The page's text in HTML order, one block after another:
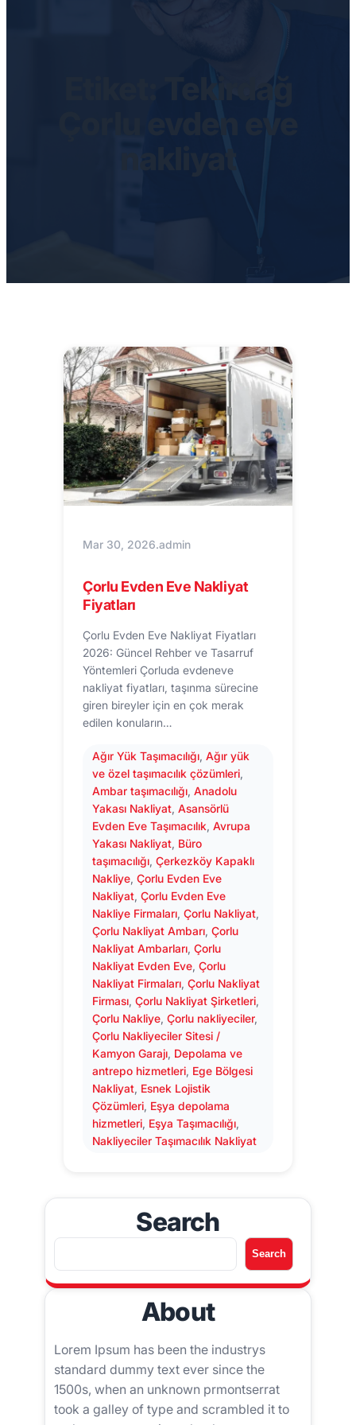
Mar 30, 2026.admin
Çorlu Evden Eve Nakliyat
Fiyatları
Çorlu Evden Eve Nakliyat Fiyatları
2026: Güncel Rehber ve Tasarruf
Yöntemleri Çorluda evdeneve
nakliyat fiyatları, taşınma sürecine
giren bireyler için en çok merak
edilen konuların…
Ağır Yük Taşımacılığı, Ağır yük
ve özel taşımacılık çözümleri
Ambar taşımacılığı, Anadolu
Yakası Nakliyat, Asansörlü
Evden Eve Taşımacılık, Avrupa
Yakası Nakliyat, Büro
taşımacılığı, Çerkezköy Kapaklı
Nakliye, Çorlu Evden Eve
Nakliyat, Çorlu Evden Eve
Nakliye Firmaları, Çorlu Nakliyat
Çorlu Nakliyat Ambarı, Çorlu
Nakliyat Ambarları, Çorlu
Nakliyat Evden Eve, Çorlu
Nakliyat Firmaları, Çorlu Nakliyat
Firması, Çorlu Nakliyat Şirketleri
Çorlu Nakliye, Çorlu nakliyeciler
Çorlu Nakliyeciler Sitesi /
Kamyon Garajı, Depolama ve
antrepo hizmetleri, Ege Bölgesi
Nakliyat, Esnek Lojistik
Çözümleri, Eşya depolama
hizmetleri, Eşya Taşımacılığı
Nakliyeciler Taşımacılık Nakliyat
Search
A
r
a
Search
About
Lorem Ipsum has been the industrys
standard dummy text ever since the
1500s, when an unknown prmontserrat
took a galley of type and scrambled it to